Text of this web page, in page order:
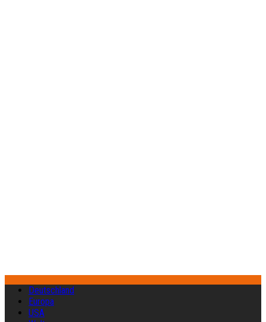
Deutschland
Europa
USA